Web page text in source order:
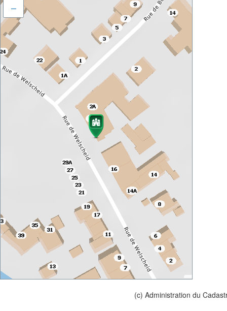
–
(c) Administration du